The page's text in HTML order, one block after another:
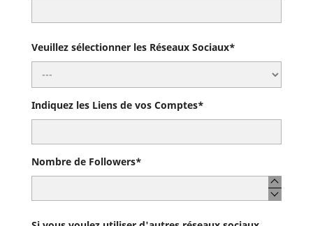
Veuillez sélectionner les Réseaux Sociaux*
Indiquez les Liens de vos Comptes*
Nombre de Followers*